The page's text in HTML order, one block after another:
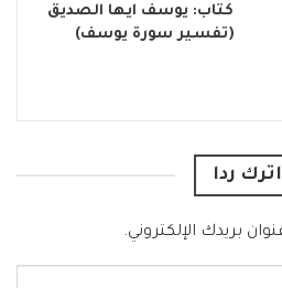
كتاب: يوسف ايها الصديق
(تفسير سورة يوسف)
اترك ردا
بريدك الإلكتروني.